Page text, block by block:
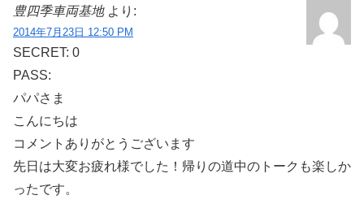
豊四季車両基地 より:
2014年7月23日 12:50 PM
SECRET: 0
PASS:
パパさま
こんにちは
コメントありがとうございます
先日は大変お疲れ様でした！帰りの道中のトークも楽しか
ったです。